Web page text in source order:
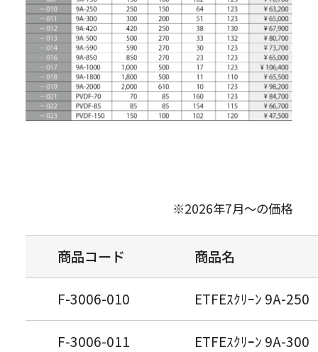
※2026年7月～の価格
商品コード 商品名
F-3006-010 ETFEｽｸﾘｰﾝ 9A-
F-3006-011 ETFEｽｸﾘｰﾝ 9A-